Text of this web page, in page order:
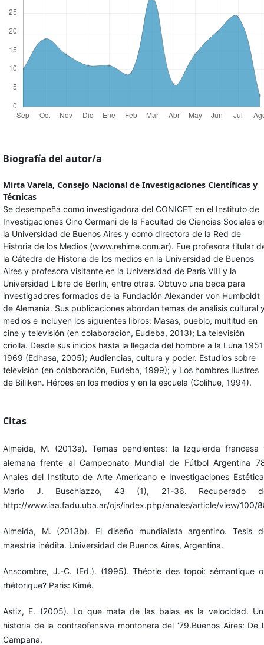
Biografía del autor/a
Mirta Varela, Consejo Nacional de Investigaciones Científicas y
Técnicas
Se desempeña como investigadora del CONICET en el Instituto de
Investigaciones Gino Germani de la Facultad de Ciencias Sociales
la Universidad de Buenos Aires y como directora de la Red de
Historia de los Medios (www.rehime.com.ar). Fue profesora titular
la Cátedra de Historia de los medios en la Universidad de Buenos
Aires y profesora visitante en la Universidad de París VIII y la
Universidad Libre de Berlin, entre otras. Obtuvo una beca para
investigadores formados de la Fundación Alexander von Humboldt
de Alemania. Sus publicaciones abordan temas de análisis cultural
medios e incluyen los siguientes libros: Masas, pueblo, multitud en
cine y televisión (en colaboración, Eudeba, 2013); La televisión
criolla. Desde sus inicios hasta la llegada del hombre a la Luna
1969 (Edhasa, 2005); Audiencias, cultura y poder. Estudios sobre
televisión (en colaboración, Eudeba, 1999); y Los hombres Ilustres
de Billiken. Héroes en los medios y en la escuela (Colihue, 1994).
Citas
Almeida, M. (2013a). Temas pendientes: la Izquierda francesa
alemana frente al Campeonato Mundial de Fútbol Argentina
Anales del Instituto de Arte Americano e Investigaciones
Mario J. Buschiazzo, 43 (1), 21-36. Recuperado
http://www.iaa.fadu.uba.ar/ojs/index.php/anales/article/view/100/
Almeida, M. (2013b). El diseño mundialista argentino. Tesis
maestría inédita. Universidad de Buenos Aires, Argentina.
Anscombre, J.-C. (Ed.). (1995). Théorie des topoi: sémantique
rhétorique? Paris: Kimé.
Astiz, E. (2005). Lo que mata de las balas es la velocidad.
historia de la contraofensiva montonera del ’79.Buenos Aires: De
Campana.